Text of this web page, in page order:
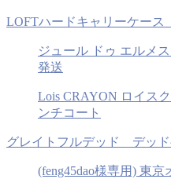
LOFTハードキャリーケー
ジュール ドゥ エルメ
発送
Lois CRAYON ロイス
ンチコート
グレイトフルデッド デッド
(feng45dao様専用) 東